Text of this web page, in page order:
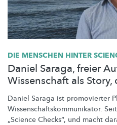
DIE MENSCHEN HINTER
Daniel Saraga, freier
Wissenschaft als
Daniel Saraga ist promovierter
Wissenschaftskommunikator.
„Science Checks“, und macht